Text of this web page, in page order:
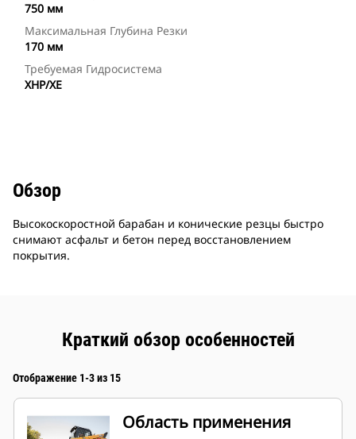
750 мм
Максимальная Глубина Резки
170 мм
Требуемая Гидросистема
XHP/XE
Обзор
Высокоскоростной барабан и конические резцы быстро
снимают асфальт и бетон перед восстановлением
покрытия.
Краткий обзор особенностей
Отображение 1-3 из 15
Область применения